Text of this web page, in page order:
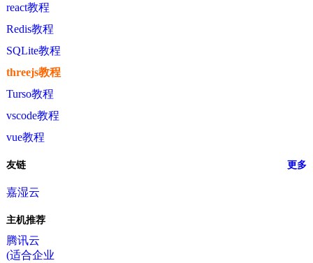
react教程
Redis教程
SQLite教程
threejs教程
Turso教程
vscode教程
vue教程
友链 更多
嘉湿云
主机推荐
腾讯云
(适合企业